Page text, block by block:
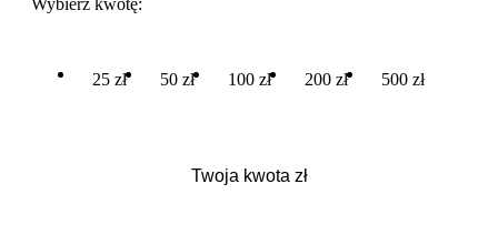
Wybierz kwotę:
25 zł 50 zł 100 zł 200 zł 500 zł